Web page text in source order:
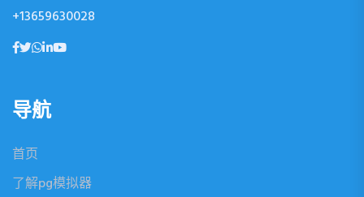
+13659630028
导航
首页
了解pg模拟器